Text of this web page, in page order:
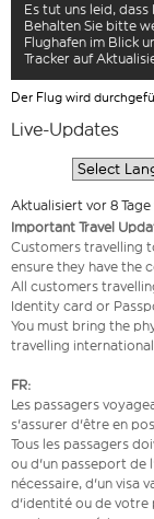
Es tut uns leid,
Behalten Sie bitte
Flughafen im Blick
Tracker auf
Der Flug wird
Live-Updates
Aktualisiert vor 8
Important Travel
Customers travelling
ensure they have the
All customers
Identity card or
You must bring the
travelling
FR:
Les passagers
s'assurer d'être en
Tous les passagers
ou d'un passeport de
nécessaire, d'un visa
d'identité ou de votre